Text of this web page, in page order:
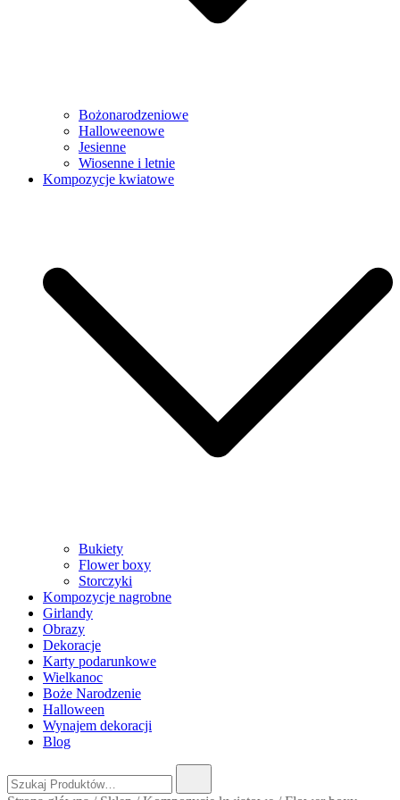
Bożonarodzeniowe
Halloweenowe
Jesienne
Wiosenne i letnie
Kompozycje kwiatowe
Bukiety
Flower boxy
Storczyki
Kompozycje nagrobne
Girlandy
Obrazy
Dekoracje
Karty podarunkowe
Wielkanoc
Boże Narodzenie
Halloween
Wynajem dekoracji
Blog